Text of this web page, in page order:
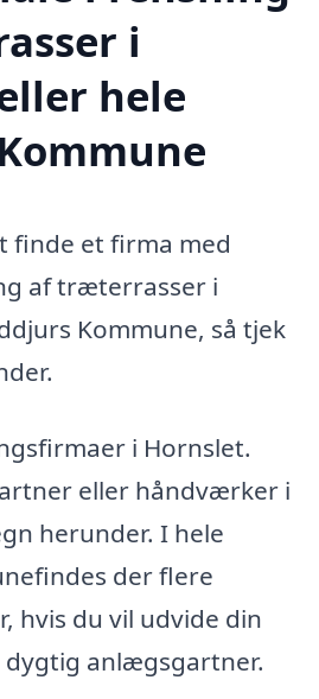
i
hele
finde et firma med
af træterrasser i
Kommune, så tjek
i Hornslet.
eller håndværker i
herunder. I hele
der flere
hvis du vil udvide din
anlægsgartner.